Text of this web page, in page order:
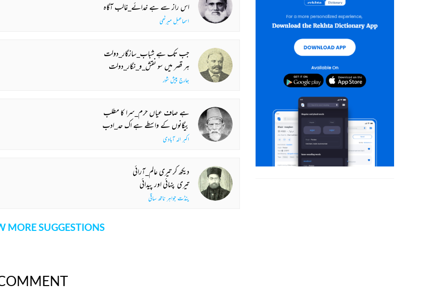
اس راز سے ہے خدائے_غالب آگاہ
اسماعیل میرٹھی
جب تک ہے شباب_سازگار_دولت
ہر قصر میں سو نقش_و_نگار_دولت
جارج پیش شور
ہے صاف عیاں حرم_سرا کا مطلب
بیگانوں کے واسطے ہے اک حد_ادب
اکبر الہ آبادی
دیکھ کر تیری عالم_آرائی
تیری پنہائی اور پیدائی
پنڈت جواہر ناتھ ساقی
MORE SUGGESTIONS